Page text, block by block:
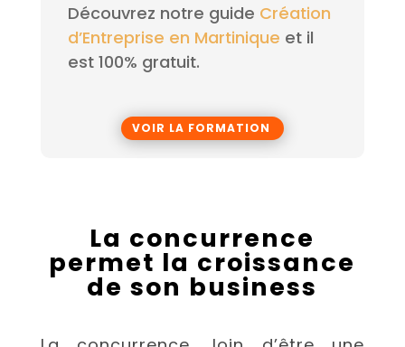
Découvrez notre guide Création
d’Entreprise en Martinique et il
est 100% gratuit.
VOIR LA FORMATION
La concurrence
permet la croissance
de son business